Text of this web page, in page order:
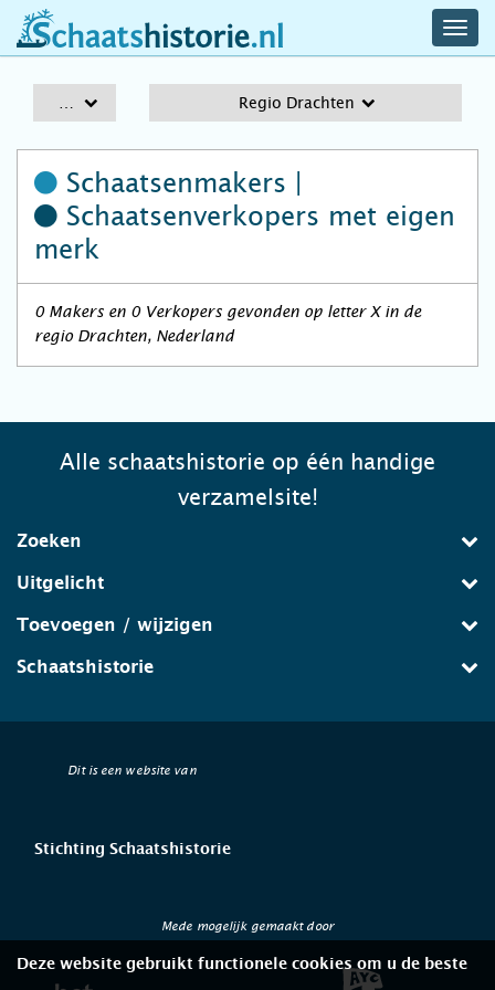
schaatshistorie.nl
Regio Drachten
Schaatsenmakers |
Schaatsenverkopers met eigen
merk
0 Makers en 0 Verkopers gevonden op letter X in de
regio Drachten, Nederland
Alle schaatshistorie op één handige
verzamelsite!
Zoeken
Uitgelicht
Toevoegen / wijzigen
Schaatshistorie
Dit is een website van
Stichting Schaatshistorie
Mede mogelijk gemaakt door
Deze website gebruikt functionele cookies om u de beste